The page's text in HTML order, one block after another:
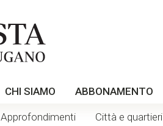
CHI SIAMO ABBONAMENTO
Approfondimenti Città e quartieri